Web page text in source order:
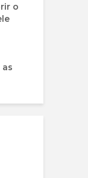
o
as